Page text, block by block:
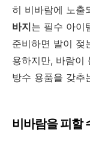
히 비바람에 노출
바지는 필수 아이
준비하면 발이 젖
용하지만, 바람이
방수 용품을 갖추
비바람을 피할